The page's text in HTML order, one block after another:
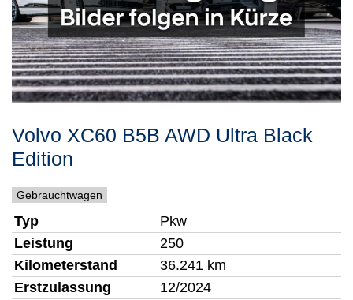
Volvo XC60 B5B AWD Ultra Black
Edition
Gebrauchtwagen
Typ
Pkw
Leistung
250
Kilometerstand
36.241 km
Erstzulassung
12/2024